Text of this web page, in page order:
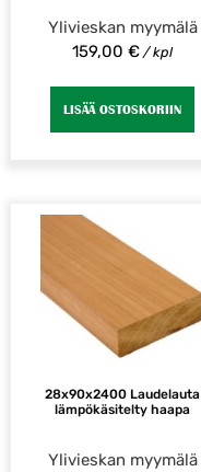
Ylivieskan myymälä
159,00 € / kpl
LISÄÄ OSTOSKORIIN
28x90x2400 Laudelauta
lämpökäsitelty haapa
Ylivieskan myymälä